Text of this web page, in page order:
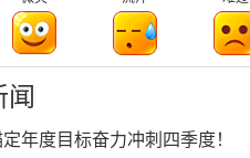
闻
定年度目标奋力冲刺四季度！